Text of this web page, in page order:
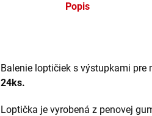
Popis
Balenie loptičiek s výstupkami pre
24ks.
Loptička je vyrobená z penovej